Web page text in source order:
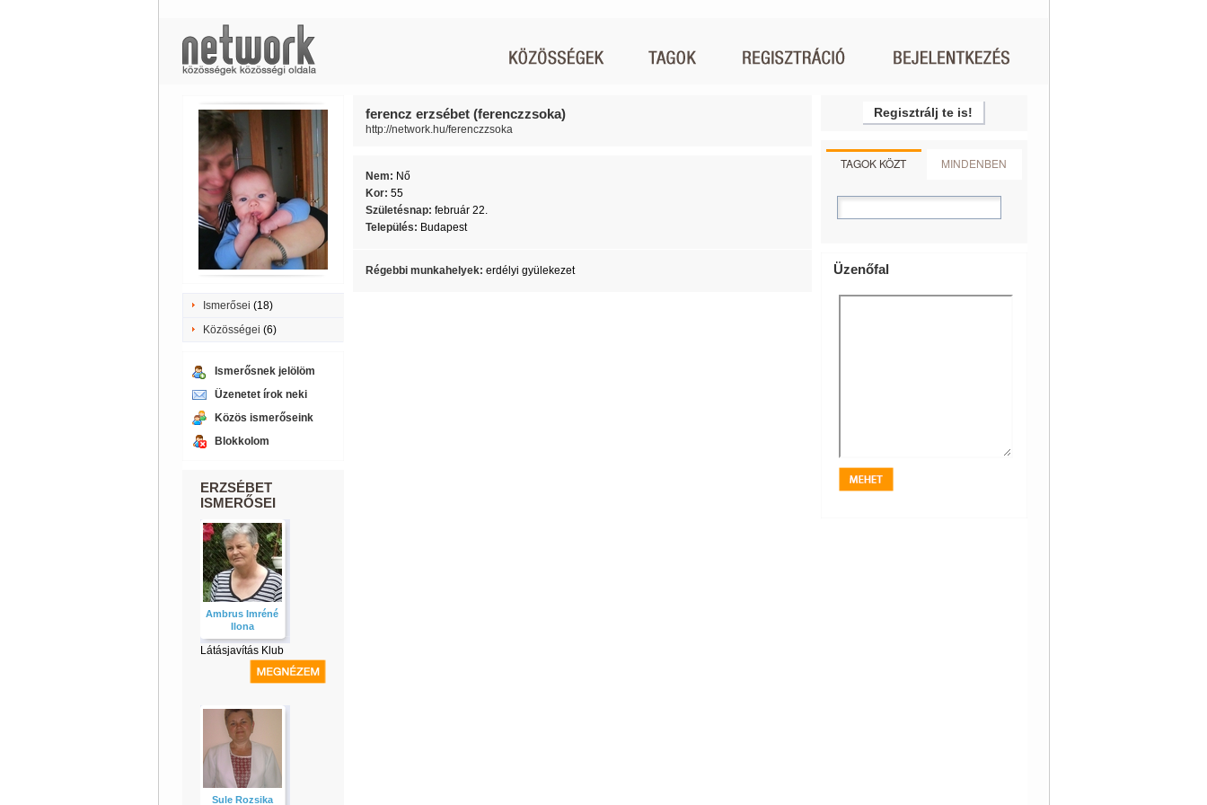
Ismerősei (18)
Közösségei (6)
Ismerősnek jelölöm
Üzenetet írok neki
Közös ismerőseink
Blokkolom
ERZSÉBET
ISMERŐSEI
Ambrus Imréné
Ilona
Látásjavítás Klub
Sule Rozsika
ferencz erzsébet (ferenczzsoka)
http://network.hu/ferenczzsoka
Nem: Nő
Kor: 55
Születésnap: február 22.
Település: Budapest
Régebbi munkahelyek: erdélyi gyülekezet
Regisztrálj te is!
TAGOK KÖZT MINDENBEN
Üzenőfal